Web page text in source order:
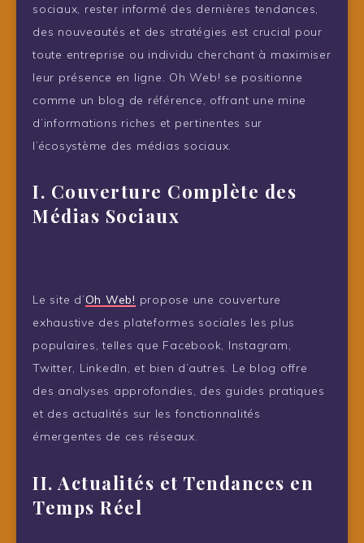
sociaux, rester informé des dernières tendances,
des nouveautés et des stratégies est crucial pour
toute entreprise ou individu cherchant à maximiser
leur présence en ligne. Oh Web! se positionne
comme un blog de référence, offrant une mine
d’informations riches et pertinentes sur
l’écosystème des médias sociaux.
I. Couverture Complète des
Médias Sociaux
Le site d’Oh Web! propose une couverture
exhaustive des plateformes sociales les plus
populaires, telles que Facebook, Instagram,
Twitter, LinkedIn, et bien d’autres. Le blog offre
des analyses approfondies, des guides pratiques
et des actualités sur les fonctionnalités
émergentes de ces réseaux.
II. Actualités et Tendances en
Temps Réel